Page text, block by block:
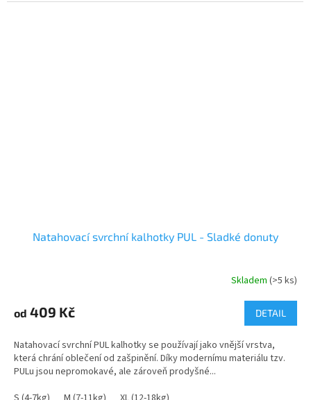
Natahovací svrchní kalhotky PUL - Sladké donuty
Skladem (>5 ks)
od 409 Kč DETAIL
Natahovací svrchní PUL kalhotky se používají jako vnější vrstva,
která chrání oblečení od zašpinění. Díky modernímu materiálu tzv.
PULu jsou nepromokavé, ale zároveň prodyšné...